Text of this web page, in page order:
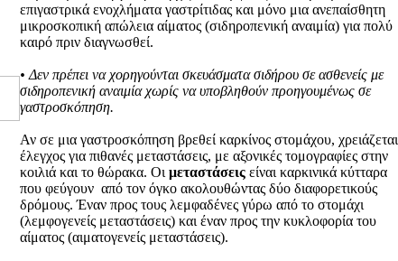
επιγαστρικά ενοχλήματα γαστρίτιδας και μόνο μια ανεπαίσθητη
μικροσκοπική απώλεια αίματος (σιδηροπενική αναιμία) για πολύ
καιρό πριν διαγνωσθεί.
• Δεν πρέπει να χορηγούνται σκευάσματα σιδήρου σε ασθενείς με
σιδηροπενική αναιμία χωρίς να υποβληθούν προηγουμένως σε
γαστροσκόπηση.
Αν σε μια γαστροσκόπηση βρεθεί καρκίνος στομάχου, χρειάζεται
έλεγχος για πιθανές μεταστάσεις, με αξονικές τομογραφίες στην
κοιλιά και το θώρακα. Οι μεταστάσεις είναι καρκινικά κύτταρα
που φεύγουν από τον όγκο ακολουθώντας δύο διαφορετικούς
δρόμους. Έναν προς τους λεμφαδένες γύρω από το στομάχι
(λεμφογενείς μεταστάσεις) και έναν προς την κυκλοφορία του
αίματος (αιματογενείς μεταστάσεις).